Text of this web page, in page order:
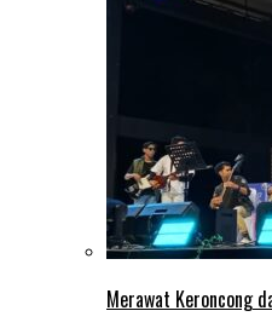
Merawat Keroncong